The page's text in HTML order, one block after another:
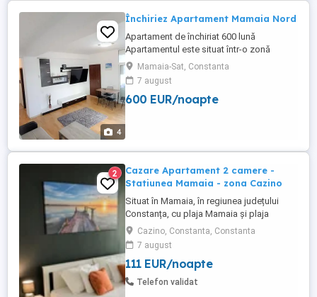
4
Închiriez Apartament Mamaia Nord
Apartament de închiriat 600 lună
Apartamentul este situat într-o zonă
liniștită din Mamaia Nord. Complet
mobilat și utilat, gata de mutare. Loc de
parcare în fața blocului. Detalii în privat.
Mamaia-Sat, Constanta
7 august
600 EUR/noapte
2
Cazare Apartament 2 camere -
Statiunea Mamaia - zona Cazino
Situat în Mamaia, în regiunea județului
Constanța, cu plaja Mamaia și plaja
Myrtos în apropiere, Diamond View
Apartments oferă cazare cu parcare
privată gratuită garantată pentru fiecare
apartament. Apartamente cu doua camera
de inchiriat in regim hotelier, Statiunea
Cazino, Constanta, Constanta
7 august
111 EUR/noapte
Telefon validat